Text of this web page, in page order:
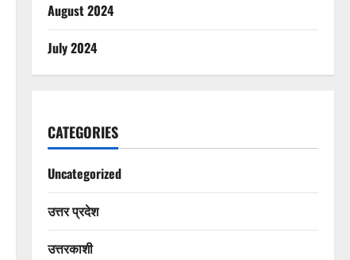
August 2024
July 2024
CATEGORIES
Uncategorized
उत्तर प्रदेश
उत्तरकाशी